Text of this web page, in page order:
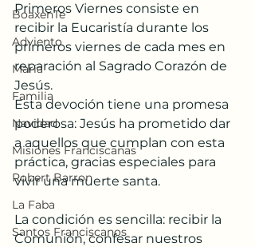
BoaxenTe
Adviento
María
Familia
Navidad
Misiones Franciscanas
Robert Barron
La Faba
Santos Franciscanos
Primeros Viernes consiste en
recibir la Eucaristía durante los
primeros viernes de cada mes en
reparación al Sagrado Corazón de
Jesús.
Esta devoción tiene una promesa
poderosa: Jesús ha prometido dar
a aquellos que cumplan con esta
práctica, gracias especiales para
vivir una muerte santa.
La condición es sencilla: recibir la
Comunión, confesar nuestros